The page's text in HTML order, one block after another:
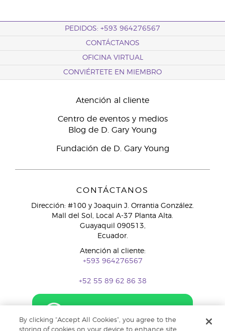
PEDIDOS: +593 964276567
CONTÁCTANOS
OFICINA VIRTUAL
CONVIÉRTETE EN MIEMBRO
Atención al cliente
Centro de eventos y medios
Blog de D. Gary Young
Fundación de D. Gary Young
CONTÁCTANOS
Dirección: #100 y Joaquin J. Orrantia González.
Mall del Sol, Local A-37 Planta Alta.
Guayaquil 090513,
Ecuador.
Atención al cliente:
+593 964276567
+52 55 89 62 86 38
By clicking “Accept All Cookies”, you agree to the